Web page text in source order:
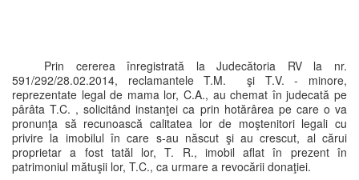
Prin cererea înregistrată la Judecătoria RV la nr.
591/292/28.02.2014, reclamantele T.M. şi T.V. - minore,
reprezentate legal de mama lor, C.A., au chemat în judecată pe
pârâta T.C. , solicitând instanţei ca prin hotărârea pe care o va
pronunţa să recunoască calitatea lor de moştenitori legali cu
privire la imobilul în care s-au născut şi au crescut, al cărui
proprietar a fost tatăl lor, T. R., imobil aflat în prezent în
patrimoniul mătuşii lor, T.C., ca urmare a revocării donaţiei.